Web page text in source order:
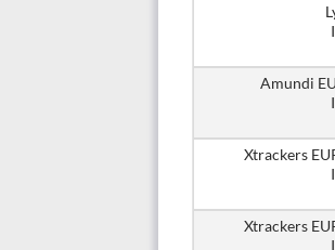
Amundi
Xtrackers
Xtrackers